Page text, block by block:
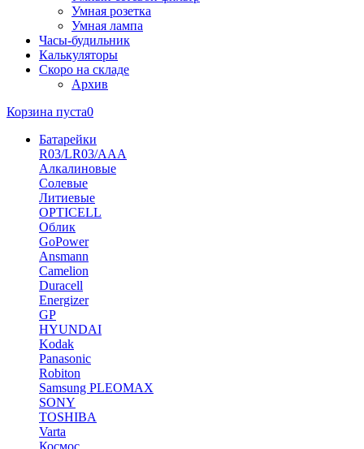
Умная розетка
Умная лампа
Часы-будильник
Калькуляторы
Скоро на складе
Архив
Корзина пуста0
Батарейки
R03/LR03/AAA
Алкалиновые
Солевые
Литиевые
OPTICELL
Облик
GoPower
Ansmann
Camelion
Duracell
Energizer
GP
HYUNDAI
Kodak
Panasonic
Robiton
Samsung PLEOMAX
SONY
TOSHIBA
Varta
Космос